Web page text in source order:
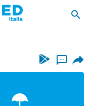
...